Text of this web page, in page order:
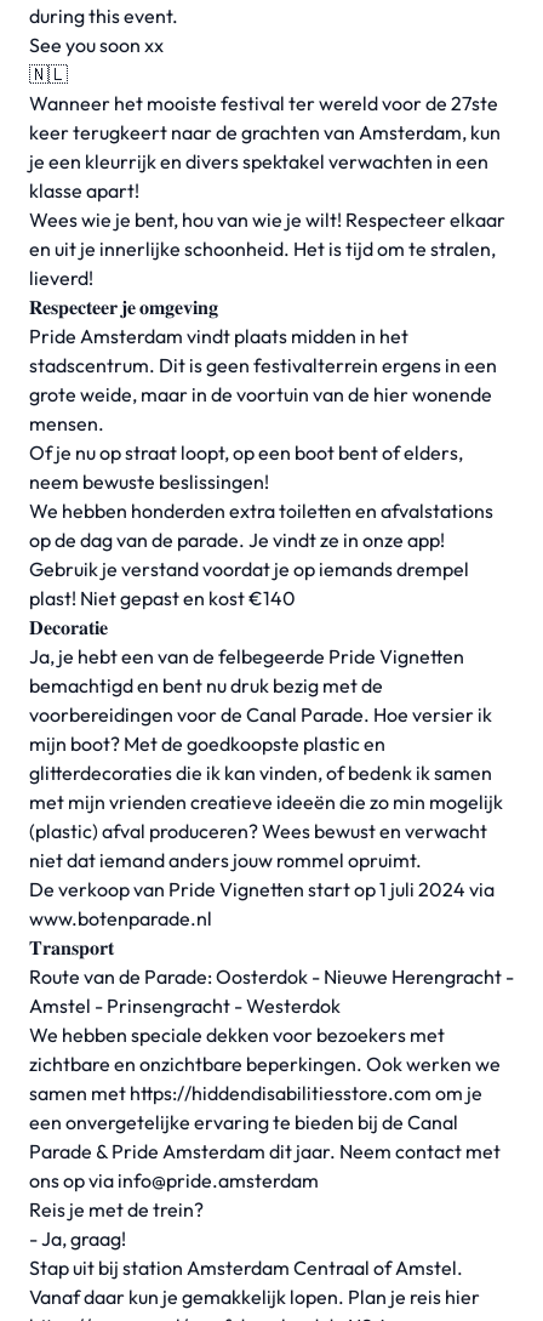
during this event.
See you soon xx
🇳🇱
Wanneer het mooiste festival ter wereld voor de 27ste
keer terugkeert naar de grachten van Amsterdam, kun
je een kleurrijk en divers spektakel verwachten in een
klasse apart!
Wees wie je bent, hou van wie je wilt! Respecteer elkaar
en uit je innerlijke schoonheid. Het is tijd om te stralen,
lieverd!
𝐑𝐞𝐬𝐩𝐞𝐜𝐭𝐞𝐞𝐫 𝐣𝐞 𝐨𝐦𝐠𝐞𝐯𝐢𝐧𝐠
Pride Amsterdam vindt plaats midden in het
stadscentrum. Dit is geen festivalterrein ergens in een
grote weide, maar in de voortuin van de hier wonende
mensen.
Of je nu op straat loopt, op een boot bent of elders,
neem bewuste beslissingen!
We hebben honderden extra toiletten en afvalstations
op de dag van de parade. Je vindt ze in onze app!
Gebruik je verstand voordat je op iemands drempel
plast! Niet gepast en kost €140
𝐃𝐞𝐜𝐨𝐫𝐚𝐭𝐢𝐞
Ja, je hebt een van de felbegeerde Pride Vignetten
bemachtigd en bent nu druk bezig met de
voorbereidingen voor de Canal Parade. Hoe versier ik
mijn boot? Met de goedkoopste plastic en
glitterdecoraties die ik kan vinden, of bedenk ik samen
met mijn vrienden creatieve ideeën die zo min mogelijk
(plastic) afval produceren? Wees bewust en verwacht
niet dat iemand anders jouw rommel opruimt.
De verkoop van Pride Vignetten start op 1 juli 2024 via
www.botenparade.nl
𝐓𝐫𝐚𝐧𝐬𝐩𝐨𝐫𝐭
Route van de Parade: Oosterdok - Nieuwe Herengracht -
Amstel - Prinsengracht - Westerdok
We hebben speciale dekken voor bezoekers met
zichtbare en onzichtbare beperkingen. Ook werken we
samen met https://hiddendisabilitiesstore.com om je
een onvergetelijke ervaring te bieden bij de Canal
Parade & Pride Amsterdam dit jaar. Neem contact met
ons op via info@pride.amsterdam
Reis je met de trein?
- Ja, graag!
Stap uit bij station Amsterdam Centraal of Amstel.
Vanaf daar kun je gemakkelijk lopen. Plan je reis hier